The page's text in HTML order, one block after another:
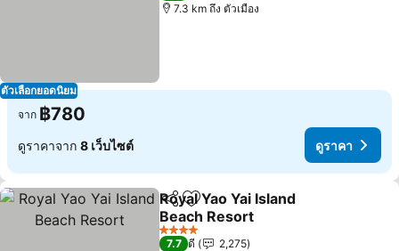
ตัวเลือกยอดนิยม
7.3 km ถึง ตัวเมือง
จาก ฿780
ดูราคาจาก 8 เว็บไซต์ ดูราคา
แชร์ เพิ่มในรายการโปรด
Royal Yao Yai Island
Beach Resort
ดูราคา
4 ดาว
7.7 ดี
2,275